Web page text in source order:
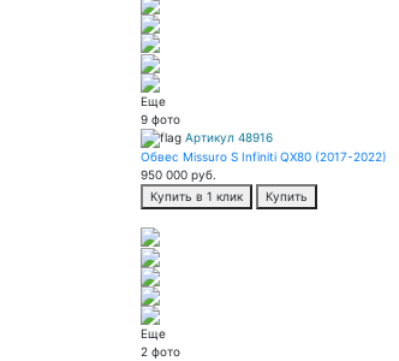
Еще
9 фото
Артикул 48916
Обвес Missuro S Infiniti QX80 (2017-2022)
950 000 руб.
Купить в 1 клик
Купить
Еще
2 фото